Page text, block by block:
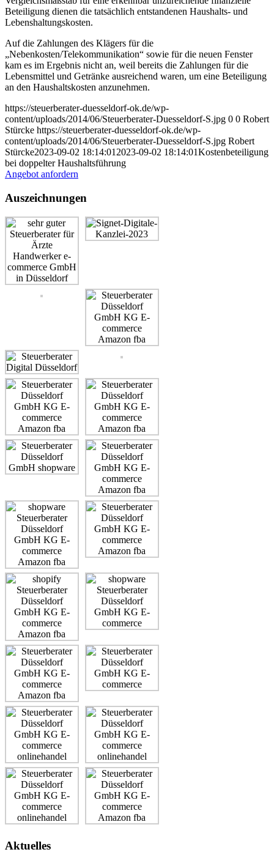
Beteiligung dienen die tatsächlich entstandenen Haushalts- und
Lebenshaltungskosten.
Auf die Zahlungen des Klägers für die
„Nebenkosten/Telekommunikation“ sowie für die neuen Fenster
kam es im Ergebnis nicht an, weil bereits die Zahlungen für die
Lebensmittel und Getränke ausreichend waren, um eine Beteiligung
an den Haushaltskosten anzunehmen.
https://steuerberater-duesseldorf-ok.de/wp-
content/uploads/2014/06/Steuerberater-Duesseldorf-S.jpg 0 0 Robert
Stürcke https://steuerberater-duesseldorf-ok.de/wp-
content/uploads/2014/06/Steuerberater-Duesseldorf-S.jpg Robert
Stürcke2023-09-02 18:14:01 2023-09-02 18:14:01Kostenbeteiligung
bei doppelter Haushaltsführung
Angebot anfordern
Auszeichnungen
Aktuelles